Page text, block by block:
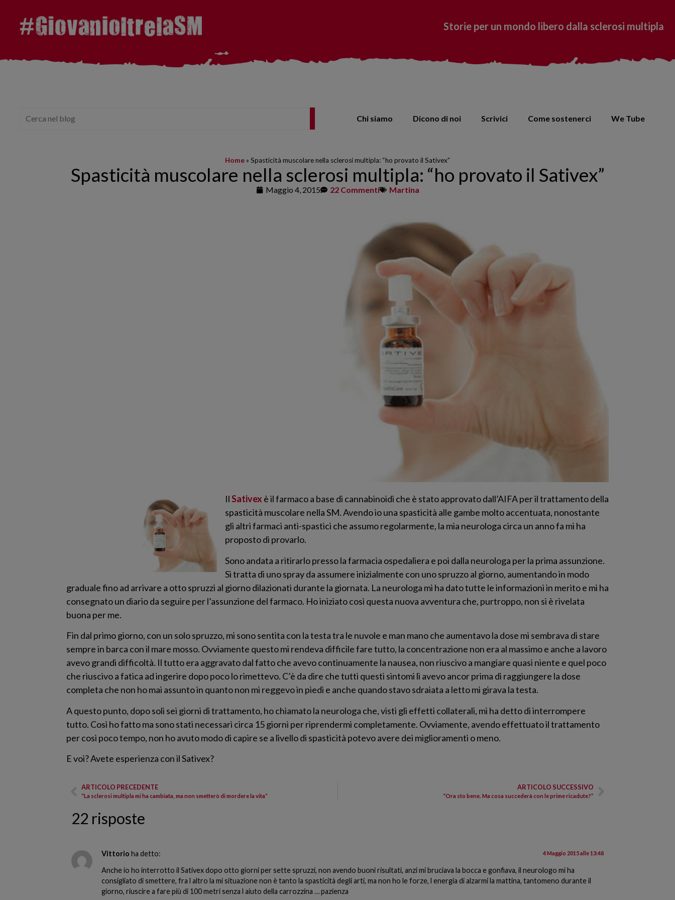
Storie per un mondo libero dalla sclerosi multipla
Chi siamo Dicono di noi Scrivici Come sostenerci We Tube
Home » Spasticità muscolare nella sclerosi multipla: “ho provato il Sativex”
Spasticità muscolare nella sclerosi multipla: “ho provato il Sativex”
Maggio 4, 2015 22 Commenti Martina
IlSativex è il farmaco a base di cannabinoidi che è stato approvato dall’AIFA per il trattamento della
spasticità muscolare nella SM. Avendo io una spasticità alle gambe molto accentuata, nonostante
gli altri farmaci anti-spastici che assumo regolarmente, la mia neurologa circa un anno fa mi ha
proposto di provarlo.
Sono andata a ritirarlo presso la farmacia ospedaliera e poi dalla neurologa per la prima assunzione.
Si tratta di uno spray da assumere inizialmente con uno spruzzo al giorno, aumentando in modo
graduale fino ad arrivare a otto spruzzi al giorno dilazionati durante la giornata. La neurologa mi ha dato tutte le informazioni in merito e mi ha
consegnato un diario da seguire per l’assunzione del farmaco. Ho iniziato così questa nuova avventura che, purtroppo, non si è rivelata
buona per me.
Fin dal primo giorno, con un solo spruzzo, mi sono sentita con la testa tra le nuvole e man mano che aumentavo la dose mi sembrava di stare
sempre in barca con il mare mosso. Ovviamente questo mi rendeva difficile fare tutto, la concentrazione non era al massimo e anche a lavoro
avevo grandi difficoltà. Il tutto era aggravato dal fatto che avevo continuamente la nausea, non riuscivo a mangiare quasi niente e quel poco
che riuscivo a fatica ad ingerire dopo poco lo rimettevo. C’è da dire che tutti questi sintomi li avevo ancor prima di raggiungere la dose
completa che non ho mai assunto in quanto non mi reggevo in piedi e anche quando stavo sdraiata a letto mi girava la testa.
A questo punto, dopo soli sei giorni di trattamento, ho chiamato la neurologa che, visti gli effetti collaterali, mi ha detto di interrompere
tutto. Così ho fatto ma sono stati necessari circa 15 giorni per riprendermi completamente. Ovviamente, avendo effettuato il trattamento
per così poco tempo, non ho avuto modo di capire se a livello di spasticità potevo avere dei miglioramenti o meno.
E voi? Avete esperienza con il Sativex?
ARTICOLO PRECEDENTE
“La sclerosi multipla mi ha cambiata, ma non smetterò di mordere la vita”
ARTICOLO SUCCESSIVO
“Ora sto bene. Ma cosa succederà con le prime ricadute?”
22 risposte
Vittorio ha detto: 4 Maggio 2015 alle 13:48
Anche io ho interrotto il Sativex dopo otto giorni per sette spruzzi, non avendo buoni risultati, anzi mi bruciava la bocca e gonfiava, il neurologo mi ha
consigliato di smettere, fra l altro la mi situazione non è tanto la spasticità degli arti, ma non ho le forze, l energia di alzarmi la mattina, tantomeno durante il
giorno, riuscire a fare più di 100 metri senza l aiuto della carrozzina … pazienza